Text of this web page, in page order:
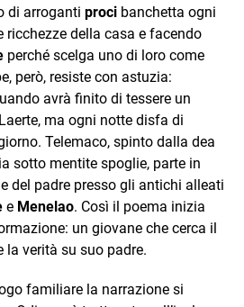
di arroganti proci banchetta ogni
ricchezze della casa e facendo
perché scelga uno di loro come
però, resiste con astuzia:
avrà finito di tessere un
ma ogni notte disfa di
Telemaco, spinto dalla dea
sotto mentite spoglie, parte in
del padre presso gli antichi alleati
e Menelao. Così il poema inizia
un giovane che cerca il
la verità su suo padre.
familiare la narrazione si